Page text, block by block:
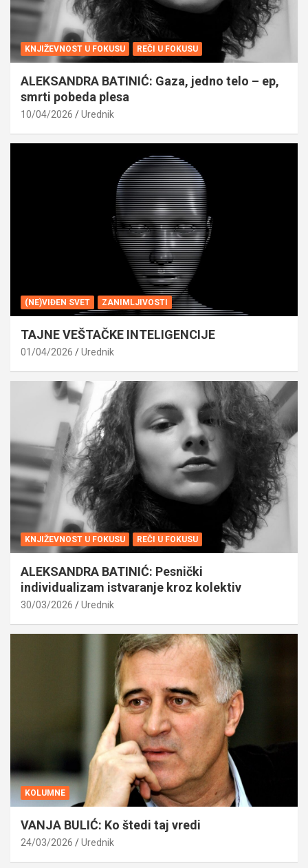
KNJIŽEVNOST U FOKUSU REČI U FOKUSU
ALEKSANDRA BATINIĆ: Gaza, jedno telo – ep,
smrti pobeda plesa
10/04/2026 Urednik
(NE)VIĐEN SVET ZANIMLJIVOSTI
TAJNE VEŠTAČKE INTELIGENCIJE
01/04/2026 Urednik
KNJIŽEVNOST U FOKUSU REČI U FOKUSU
ALEKSANDRA BATINIĆ: Pesnički
individualizam istvaranje kroz kolektiv
30/03/2026 Urednik
KOLUMNE
VANJA BULIĆ: Ko štedi taj vredi
24/03/2026 Urednik